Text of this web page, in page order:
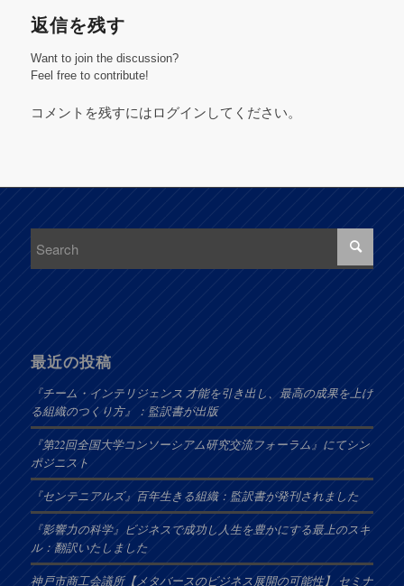
返信を残す
Want to join the discussion?
Feel free to contribute!
コメントを残すにはログインしてください。
最近の投稿
『チーム・インテリジェンス 才能を引き出し、最高の成果を上げ
る組織のつくり方』：監訳書が出版
『第22回全国大学コンソーシアム研究交流フォーラム』にてシン
ポジニスト
『センテニアルズ』百年生きる組織：監訳書が発刊されました
『影響力の科学』ビジネスで成功し人生を豊かにする最上のスキ
ル：翻訳いたしました
神戸市商工会議所【メタバースのビジネス展開の可能性】 セミナ